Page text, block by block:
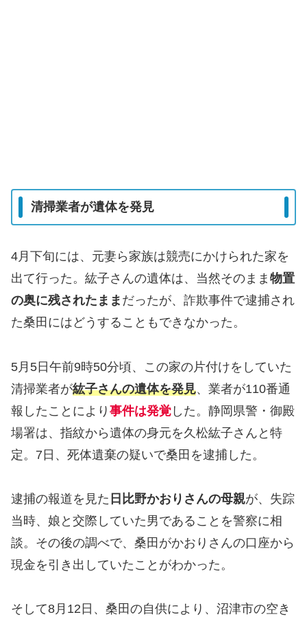
清掃業者が遺体を発見
4月下旬には、元妻ら家族は競売にかけられた家を
出て行った。紘子さんの遺体は、当然そのまま 物置
の奥に残されたまま だったが、詐欺事件で逮捕され
た桑田にはどうすることもできなかった。
5月5日午前9時50分頃、この家の片付けをしていた
清掃業者が紘子さんの遺体を発見、業者が110番通
報したことにより 事件は発覚 した。静岡県警・御殿
場署は、指紋から遺体の身元を久松紘子さんと特
定。7日、死体遺棄の疑いで桑田を逮捕した。
逮捕の報道を見た 日比野かおりさんの母親が、失踪
当時、娘と交際していた男であることを警察に相
談。その後の調べで、桑田がかおりさんの口座から
現金を引き出していたことがわかった。
そして8月12日、桑田の自供により、沼津市の空き